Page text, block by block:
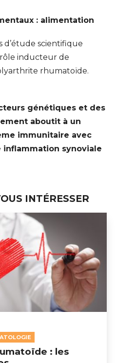
: alimentation
d’étude scientifique
inducteur de
rhumatoïde.
génétiques et des
aboutit à un
immunitaire avec
inflammation synoviale
INTÉRESSER
: les